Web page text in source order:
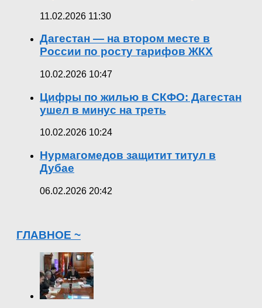
11.02.2026 11:30
Дагестан — на втором месте в
России по росту тарифов ЖКХ
10.02.2026 10:47
Цифры по жилью в СКФО: Дагестан
ушел в минус на треть
10.02.2026 10:24
Нурмагомедов защитит титул в
Дубае
06.02.2026 20:42
ГЛАВНОЕ ~